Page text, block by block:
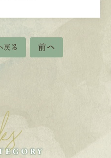
戻る 前へ